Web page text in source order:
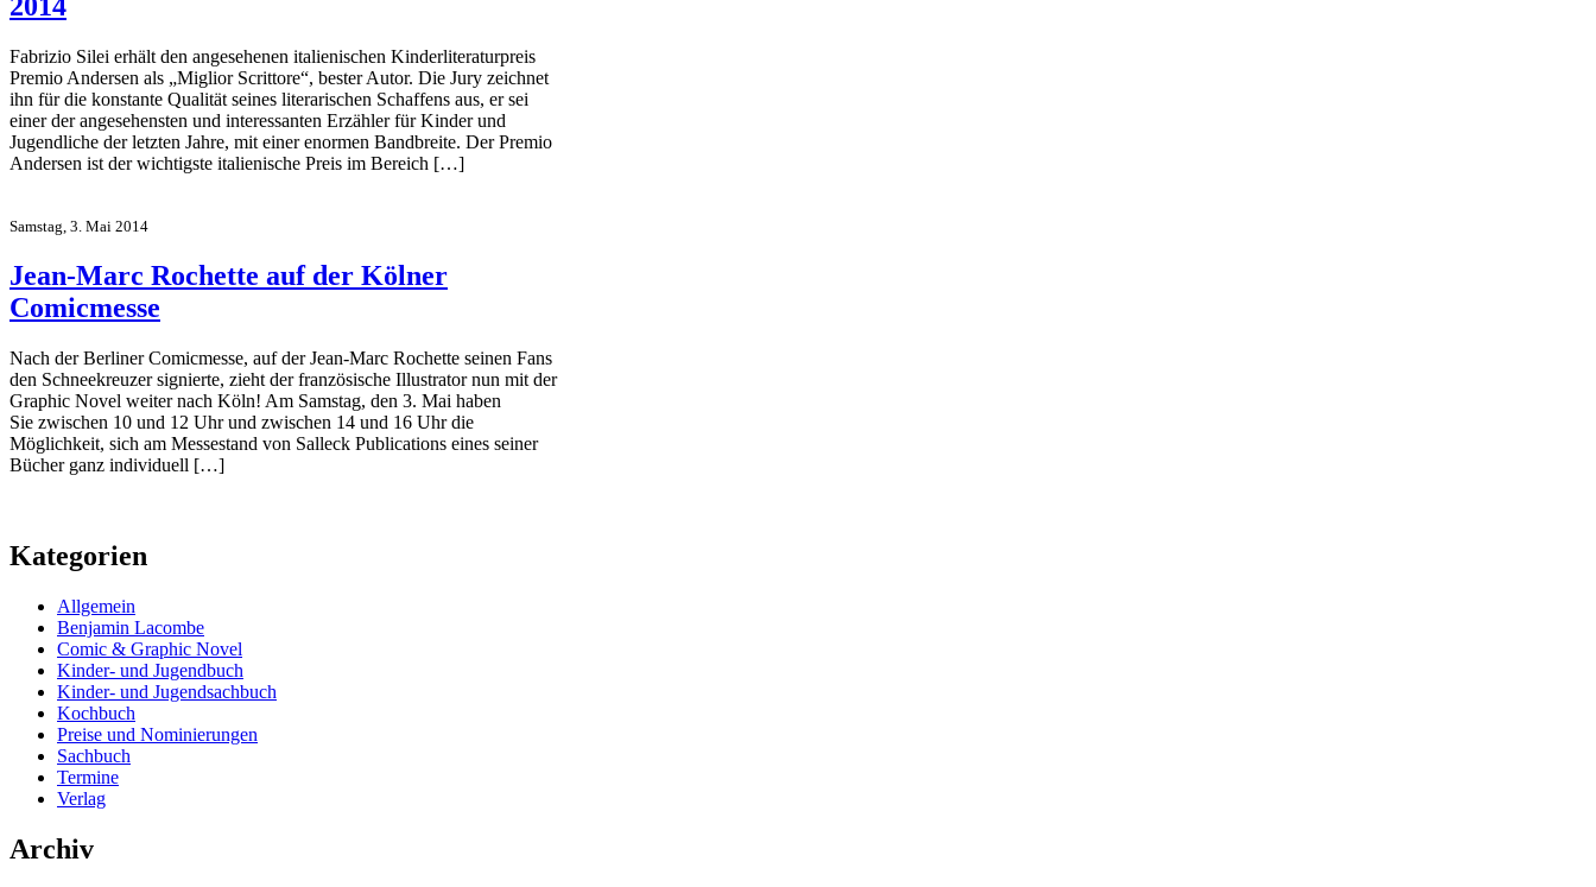
Fabrizio Silei erhält den angesehenen italienischen Kinderliteraturpreis
Premio Andersen als „Miglior Scrittore“, bester Autor. Die Jury zeichnet
ihn für die konstante Qualität seines literarischen Schaffens aus, er sei
einer der angesehensten und interessanten Erzähler für Kinder und
Jugendliche der letzten Jahre, mit einer enormen Bandbreite. Der Premio
Andersen ist der wichtigste italienische Preis im Bereich […]
Samstag, 3. Mai 2014
Jean-Marc Rochette auf der Kölner
Comicmesse
Nach der Berliner Comicmesse, auf der Jean-Marc Rochette seinen Fans
den Schneekreuzer signierte, zieht der französische Illustrator nun mit der
Graphic Novel weiter nach Köln! Am Samstag, den 3. Mai haben
Sie zwischen 10 und 12 Uhr und zwischen 14 und 16 Uhr die
Möglichkeit, sich am Messestand von Salleck Publications eines seiner
Bücher ganz individuell […]
Kategorien
Allgemein
Benjamin Lacombe
Comic & Graphic Novel
Kinder- und Jugendbuch
Kinder- und Jugendsachbuch
Kochbuch
Preise und Nominierungen
Sachbuch
Termine
Verlag
Archiv